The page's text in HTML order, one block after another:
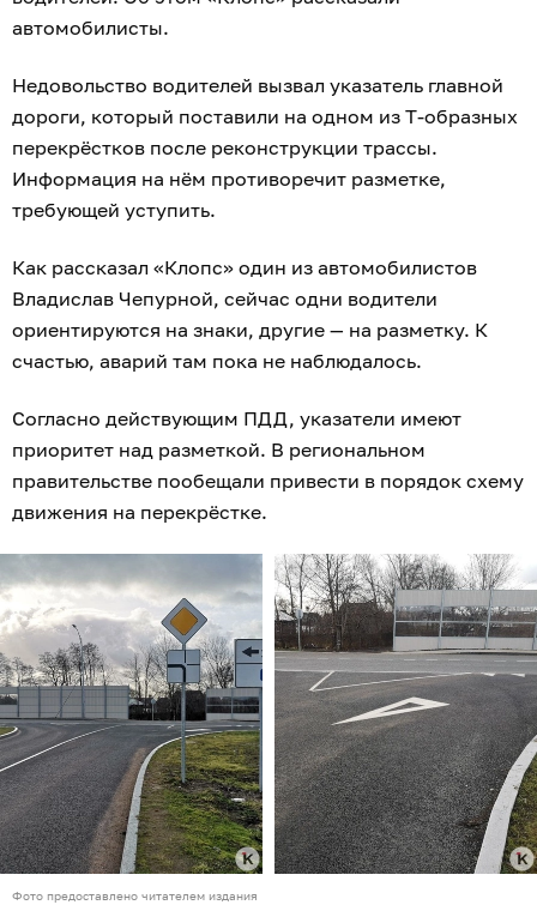
автомобилисты.
Недовольство водителей вызвал указатель главной
дороги, который поставили на одном из Т-образных
перекрёстков после реконструкции трассы.
Информация на нём противоречит разметке,
требующей уступить.
Как рассказал «Клопс» один из автомобилистов
Владислав Чепурной, сейчас одни водители
ориентируются на знаки, другие — на разметку. К
счастью, аварий там пока не наблюдалось.
Согласно действующим ПДД, указатели имеют
приоритет над разметкой. В региональном
правительстве пообещали привести в порядок схему
движения на перекрёстке.
Фото предоставлено читателем издания